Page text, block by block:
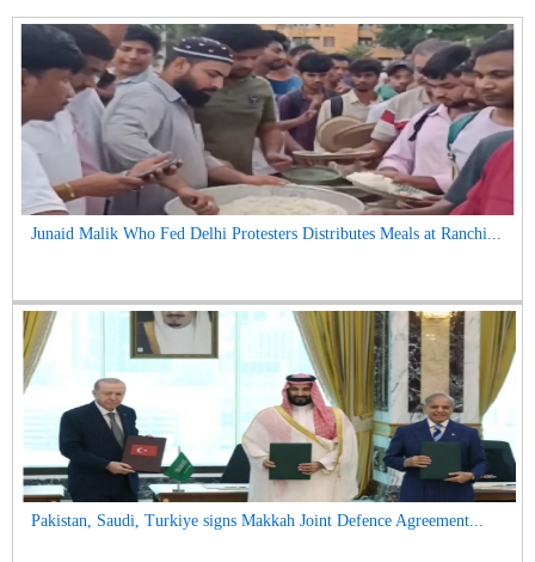
Junaid Malik Who Fed Delhi Protesters Distributes Meals at Ranchi...
Pakistan, Saudi, Turkiye signs Makkah Joint Defence Agreement...